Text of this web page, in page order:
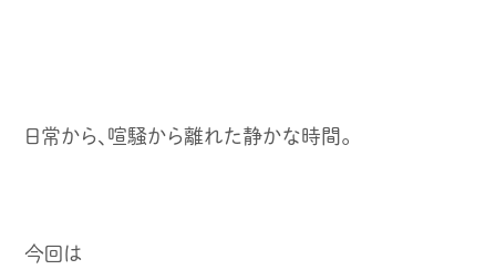
日常から、喧騒から離れた静かな時間。
今回は